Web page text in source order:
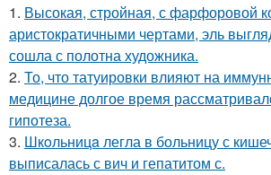
1. Высокая, стройная, с фарфоровой
аристократичными чертами, эль
сошла с полотна художника.
2. То, что татуировки влияют на
медицине долгое время
гипотеза.
3. Шкoльницa легла в больницу с
выписалась с вич и гепатитом с.